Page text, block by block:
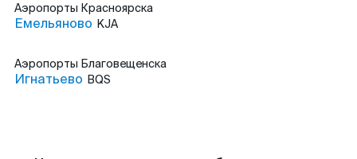
Аэропорты Красноярска
Емельяново KJA
Аэропорты Благовещенска
Игнатьево BQS